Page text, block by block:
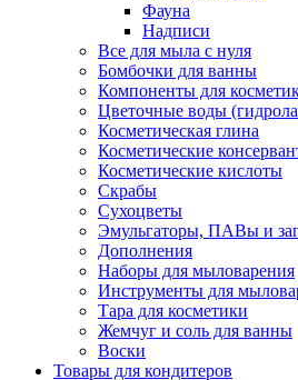
Фауна
Надписи
Все для мыла с нуля
Бомбочки для ванны
Компоненты для
Цветочные воды
Косметическая глина
Косметические
Косметические кислоты
Скрабы
Сухоцветы
Эмульгаторы, ПАВы и
Дополнения
Наборы для мыловарения
Инструменты для
Тара для косметики
Жемчуг и соль для ванны
Воски
Товары для кондитеров